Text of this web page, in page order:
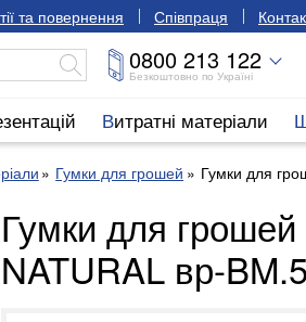
та повернення Співпраця
0800 213 122
Безкоштовно по Україні
Витратні матеріали
Гумки для грошей Гумки для
Гумки для
NATURAL вр-